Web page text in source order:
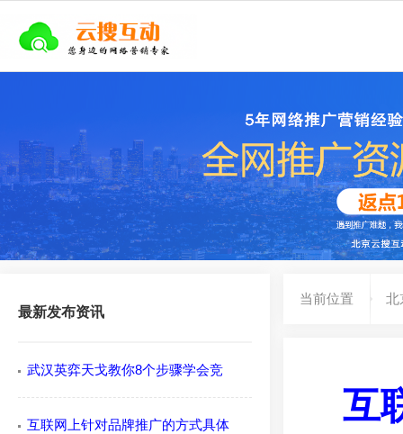
最新发布资讯
武汉英弈天戈教你8个步骤学会竞
互联网上针对品牌推广的方式具体
当前位置 北
互